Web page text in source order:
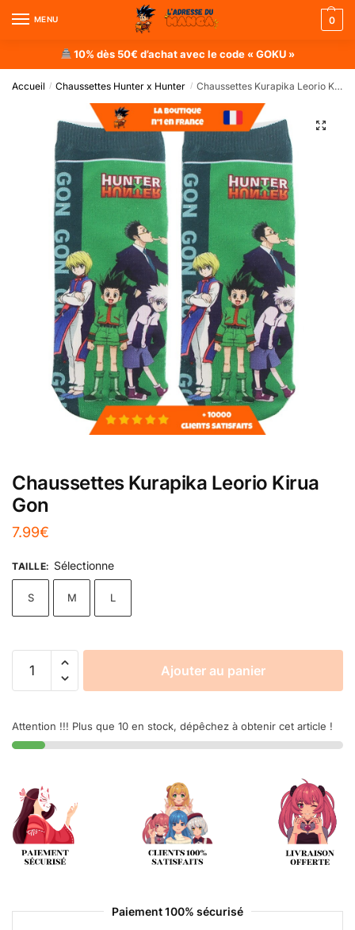
MENU 0
10% dès 50€ d’achat avec le code « GOKU »
Accueil / Chaussettes Hunter x Hunter / Chaussettes Kurapika Leorio Kirua Gon
Chaussettes Kurapika Leorio Kirua
Gon
7.99€
TAILLE: Sélectionne
S M L
Ajouter au panier
Attention !!! Plus que 10 en stock, dépêchez à obtenir cet article !
Paiement 100% sécurisé